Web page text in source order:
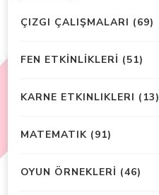
ÇIZGI ÇALIŞMALARI (69)
FEN ETKİNLİKLERİ (51)
KARNE ETKINLIKLERI (13)
MATEMATIK (91)
OYUN ÖRNEKLERİ (46)